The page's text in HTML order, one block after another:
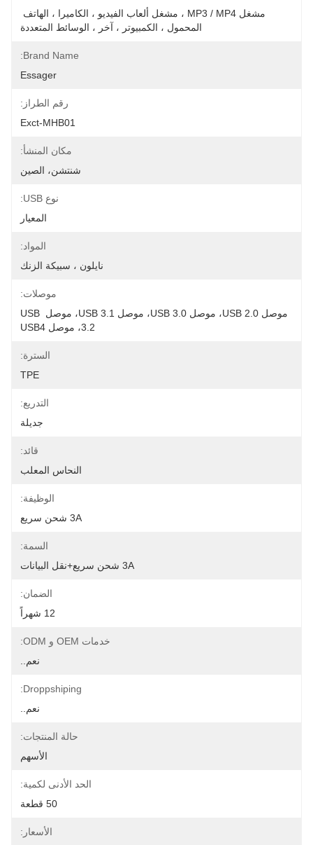
المحمول ، الكمبيوتر ، آخر ، الوسائط المتعددة
Brand Name:
Essager
رقم الطراز:
Exct-MHB01
مكان المنشأ:
شنتشن، الصين
نوع USB:
المعيار
المواد:
نايلون ، سبيكة الزنك
موصلات:
موصل USB 2.0، موصل USB 3.0، موصل USB 3.1، موصل USB
3.2، موصل USB4
السترة:
TPE
التدريع:
جديلة
قائد:
النحاس المعلب
الوظيفة:
3A شحن سريع
السمة:
3A شحن سريع+نقل البيانات
الضمان:
12 شهراً
خدمات OEM و ODM:
نعم..
Droppshiping:
نعم..
حالة المنتجات:
الأسهم
الحد الأدنى لكمية:
50 قطعة
الأسعار: